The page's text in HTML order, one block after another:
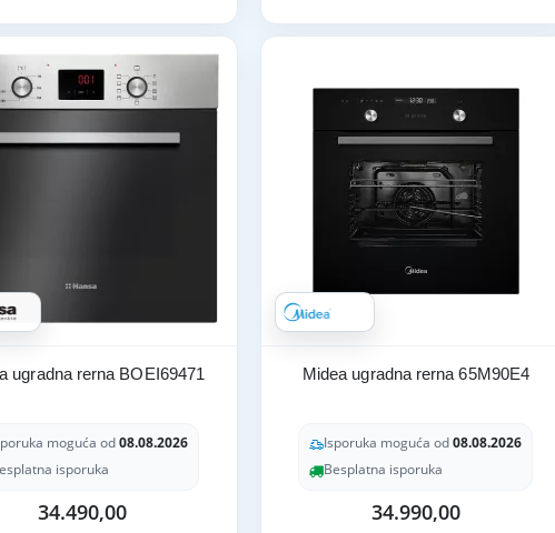
ugradna rerna BOEI69471
moguća od08.08.2026
isporuka
34.490,00
Midea ugradna rerna 65M90E4
Isporuka moguća od08.08.2026
Besplatna isporuka
34.990,00